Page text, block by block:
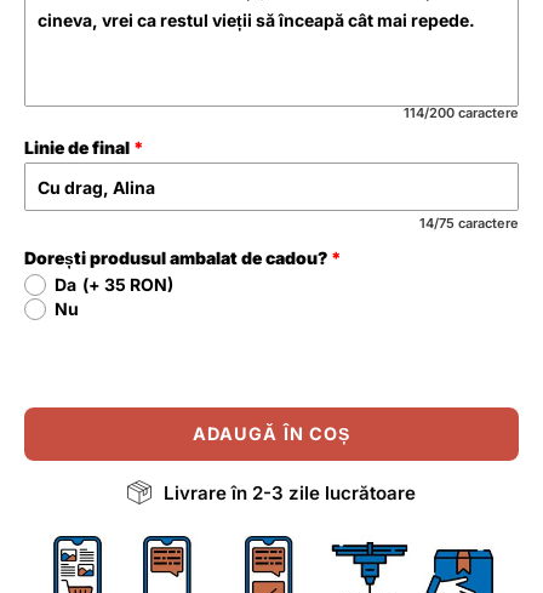
114/200 caractere
Linie de final
14/75 caractere
Dorești produsul ambalat de cadou?
Da (+ 35 RON)
Nu
ADAUGĂ ÎN COȘ
Livrare în 2-3 zile lucrătoare